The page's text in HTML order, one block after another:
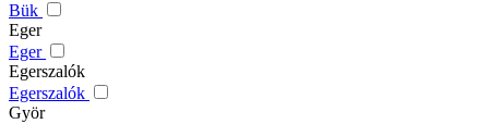
Bük
Eger
Eger
Egerszalók
Egerszalók
Györ